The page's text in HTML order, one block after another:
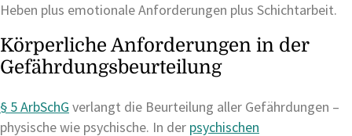
Heben plus emotionale Anforderungen plus Schichtarbeit.
Körperliche Anforderungen in der
Gefährdungsbeurteilung
§ 5 ArbSchG verlangt die Beurteilung aller Gefährdungen –
physische wie psychische. In der psychischen